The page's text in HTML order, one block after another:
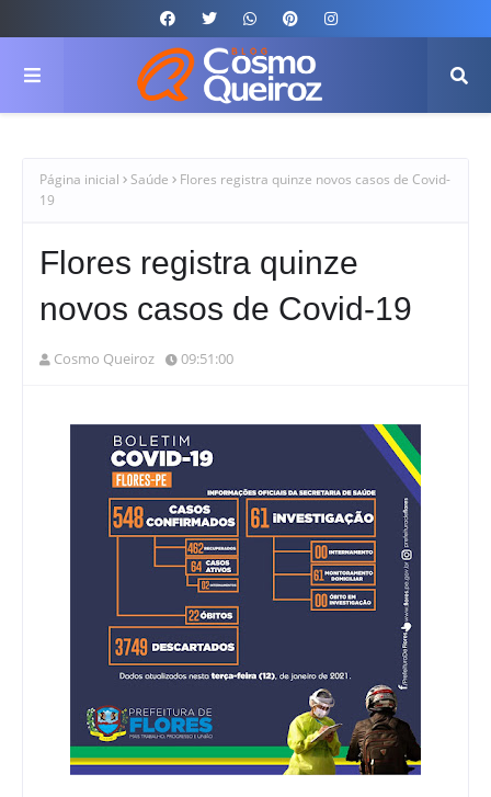
Página inicial Saúde
Flores registra quinze novos casos de Covid-
19
Flores registra quinze
novos casos de Covid-19
Cosmo Queiroz 09:51:00